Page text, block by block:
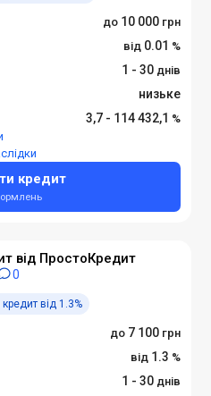
10 000
0.01
1 - 30
низьке
3,7 - 114 432,1
кредит
від ПростоКредит
0
від 1.3%
7 100
1.3
1 - 30